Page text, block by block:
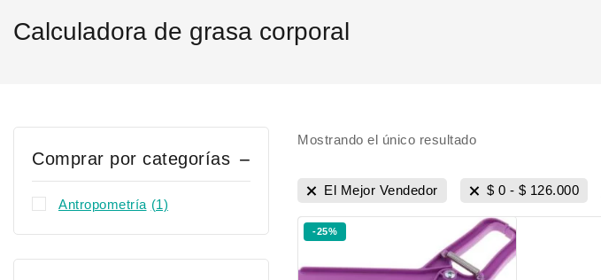
Calculadora de grasa corporal
Mostrando el único resultado
El Mejor Vendedor $ 0 - $ 126.000
-25%
Comprar por categorías
Antropometría (1)